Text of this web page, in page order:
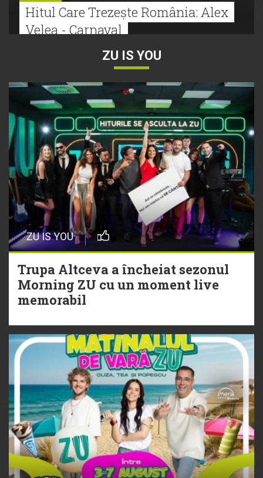
Hitul Care Trezește România: Alex
Velea - Carnaval
Bătălie strânsă la Hitul Monstru Al
Verii: Cabron versus Faydee
21 Iulie
Dă volumul mai tare! Cabron vine
cu Hitul Monstru al Verii
20 Iulie
Episod nou | Muzica Aia x DJ
Christian Thomson
20 Iulie
Torpedoul lui Morar: Theo Rose -
ZU IS YOU
ZU IS YOU
Trupa Altceva a încheiat sezonul
Morning ZU cu un moment live
memorabil